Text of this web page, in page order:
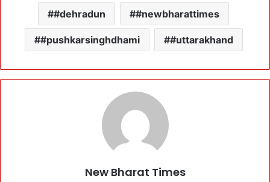
#dehradun #newbharattimes
#pushkarsinghdhami #uttarakhand
New Bharat Times